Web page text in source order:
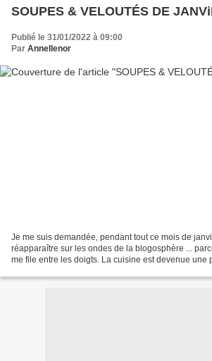
SOUPES & VELOUTÉS DE
Publié le 31/01/2022 à 09:00
Par Annellenor
Je me suis demandée, pendant tout ce mois de
réapparaître sur les ondes de la blogosphère ...
me file entre les doigts. La cuisine est devenue une